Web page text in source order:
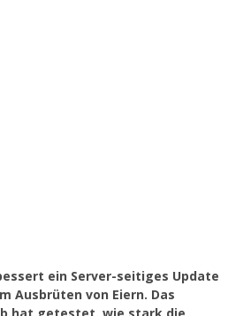
ein Server-seitiges Update
Ausbrüten von Eiern. Das